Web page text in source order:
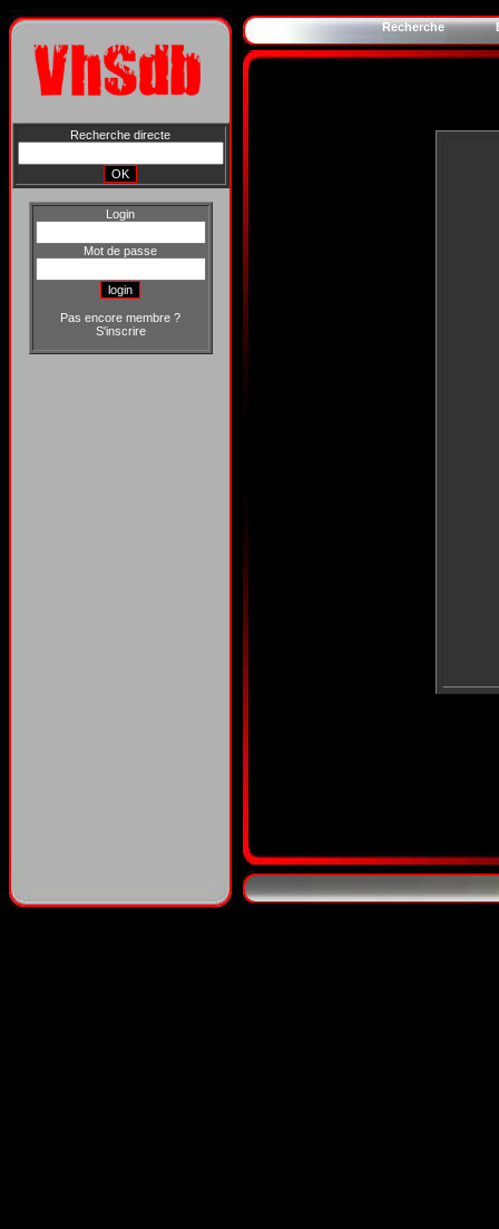
Recherche directe
Login
Mot de passe
Pas encore membre ?
S'inscrire
Recherche